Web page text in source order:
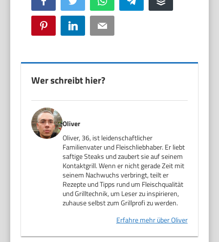
Pinterest LinkedIn Email
Wer schreibt hier?
Oliver
Oliver, 36, ist leidenschaftlicher
Familienvater und Fleischliebhaber. Er liebt
saftige Steaks und zaubert sie auf seinem
Kontaktgrill. Wenn er nicht gerade Zeit mit
seinem Nachwuchs verbringt, teilt er
Rezepte und Tipps rund um Fleischqualität
und Grilltechnik, um Leser zu inspirieren,
zuhause selbst zum Grillprofi zu werden.
Erfahre mehr über Oliver